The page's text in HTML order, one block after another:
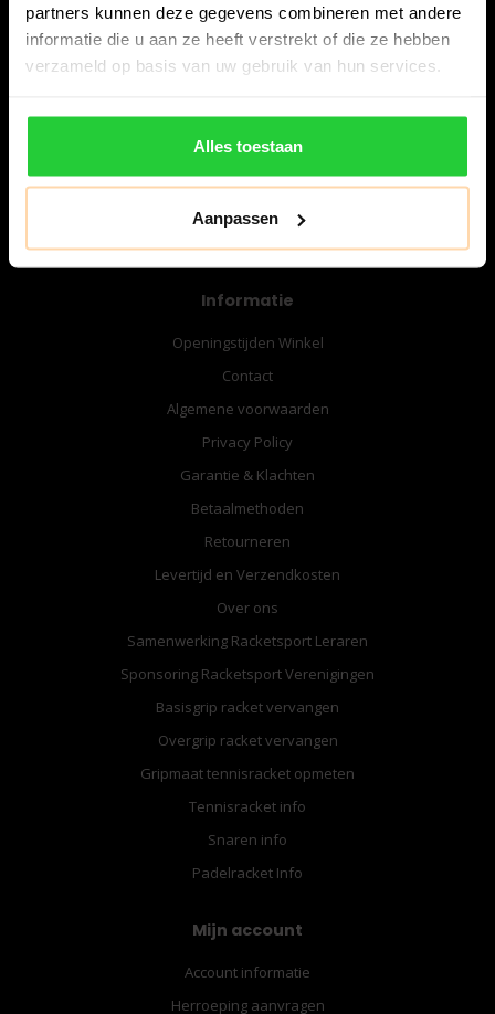
partners kunnen deze gegevens combineren met andere
informatie die u aan ze heeft verstrekt of die ze hebben
verzameld op basis van uw gebruik van hun services.
Alles toestaan
Aanpassen
Nederland
06-57276080
info@bespanracket.nl
Informatie
Openingstijden Winkel
Contact
Algemene voorwaarden
Privacy Policy
Garantie & Klachten
Betaalmethoden
Retourneren
Levertijd en Verzendkosten
Over ons
Samenwerking Racketsport Leraren
Sponsoring Racketsport Verenigingen
Basisgrip racket vervangen
Overgrip racket vervangen
Gripmaat tennisracket opmeten
Tennisracket info
Snaren info
Padelracket Info
Mijn account
Account informatie
Herroeping aanvragen